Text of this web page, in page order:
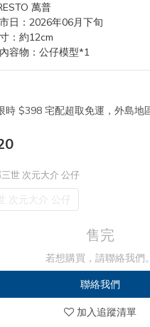
萬普
日：2026年06月下旬
：約12cm
容物：公仔模型*1
時 $398 宅配超取免運，外島地
三世 次元大介 公仔
次元大介 公仔
售完
若想購買，請聯絡我們。
聯絡我們
加入追蹤清單